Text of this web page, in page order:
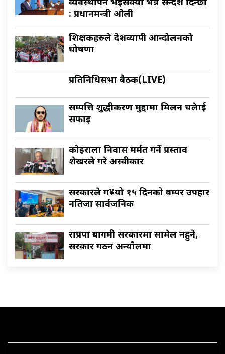
व्यवस्थापन भइसक्यो भन्ने सन्देश दिन्छौँ
: प्रधानमन्त्री ओली
शिक्षकहरुले देशव्यापी आन्दोलनको
घोषणा
प्रतिनिधिसभा बैठक(LIVE)
सम्पत्ति शुद्धीकरण मुद्दामा मिलन चक्रेलाई
सफाइ
कोइराला निवास मर्मत गर्ने प्रस्ताव
शेखरले गरे अस्वीकार
सरकारले ग¥यो १५ दिनको बम्पर उपहार
नतिजा सार्वजनिक
राप्रपा बागमी सरकारमा सामेल नहुने,
सरकार गठन अन्याैलमा